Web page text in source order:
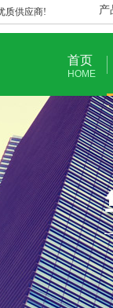
质供应商! 产
首页
HOME